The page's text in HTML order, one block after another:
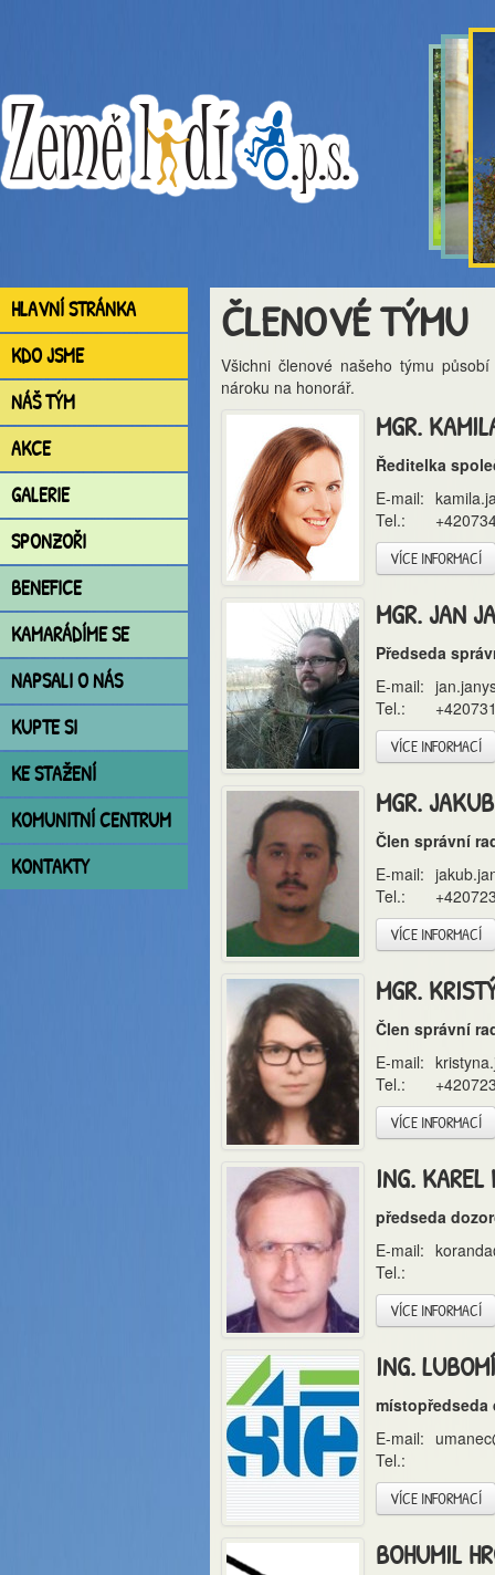
HLAVNÍ STRÁNKA
KDO JSME
NÁŠ TÝM
AKCE
GALERIE
SPONZOŘI
BENEFICE
KAMARÁDÍME SE
NAPSALI O NÁS
KUPTE SI
KE STAŽENÍ
KOMUNITNÍ CENTRUM
KONTAKTY
ČLENOVÉ TÝMU
Všichni členové našeho týmu
nároku na honorář.
MGR.
Ředitelka
E-mail:
Tel.:
VÍCE INFORMACÍ
MGR. JAN
Předseda
E-mail:
Tel.:
VÍCE INFORMACÍ
MGR.
Člen správní
E-mail:
Tel.:
VÍCE INFORMACÍ
MGR.
Člen správní
E-mail:
Tel.:
VÍCE INFORMACÍ
ING. KAREL
předseda
E-mail:
Tel.:
VÍCE INFORMACÍ
ING.
místopředseda
E-mail:
Tel.:
VÍCE INFORMACÍ
BOHUMIL